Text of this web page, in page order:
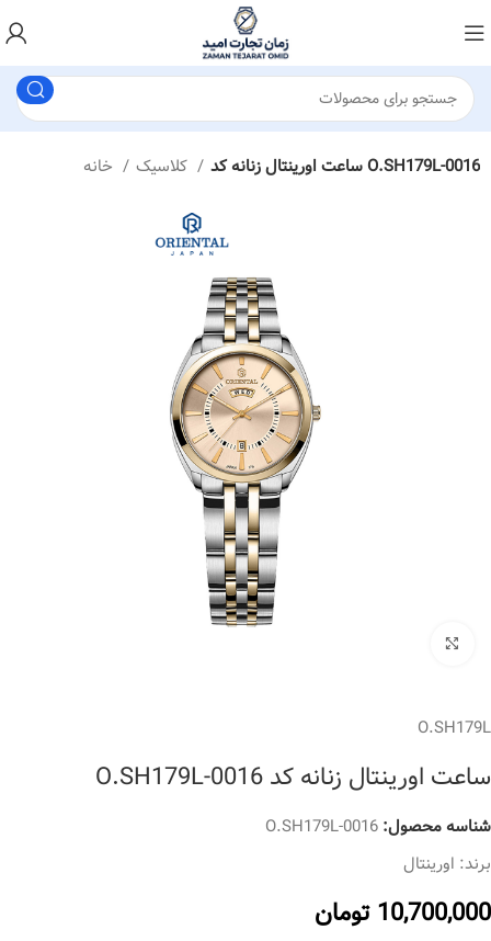
کلاسیک ساعت اورینتال زنانه کد O.SH179L-0016
O.SH179L
ساعت اورینتال زنانه کد O.SH179L-0016
شناسه محصول:O.SH179L-0016
برند: اورینتال
10,700,000 تومان